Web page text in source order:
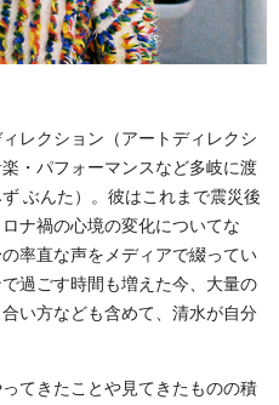
レクション（アートディレクシ
・パフォーマンスなど多岐に渡
ぶんた）。彼はこれまで震災後
ナ禍の心境の変化についてな
率直な声をメディアで綴ってい
過ごす時間も増えた今、大量の
い方なども含めて、清水が自分
てきたことや見てきたものの積